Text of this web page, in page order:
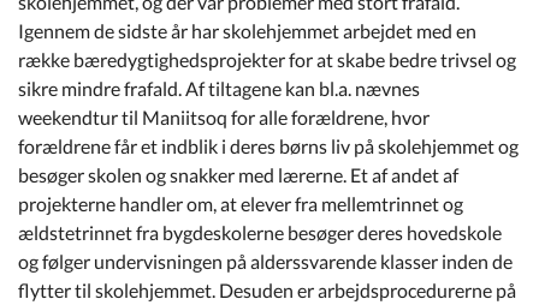
Igennem de sidste år har skolehjemmet arbejdet med en
række bæredygtighedsprojekter for at skabe bedre trivsel og
sikre mindre frafald. Af tiltagene kan bl.a. nævnes
weekendtur til Maniitsoq for alle forældrene, hvor
forældrene får et indblik i deres børns liv på skolehjemmet og
besøger skolen og snakker med lærerne. Et af andet af
projekterne handler om, at elever fra mellemtrinnet og
ældstetrinnet fra bygdeskolerne besøger deres hovedskole
og følger undervisningen på alderssvarende klasser inden de
flytter til skolehjemmet. Desuden er arbejdsprocedurerne på